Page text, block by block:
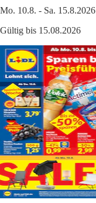
Mo. 10.8. - Sa. 15.8.2026
Gültig bis 15.08.2026